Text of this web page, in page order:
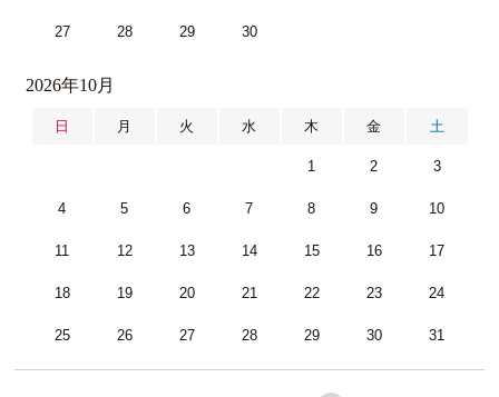
27 28 29 30
2026年10月
日 月 火 水 木 金 土
1 2 3
4 5 6 7 8 9 10
11 12 13 14 15 16 17
18 19 20 21 22 23 24
25 26 27 28 29 30 31